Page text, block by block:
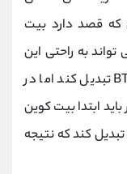
که قصد دارد بیت
به راحتی این
ابتدا بیت کوین
تبدیل کند که نتیجه